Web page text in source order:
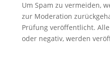
Um Spam zu vermeiden,
zur Moderation
Prüfung veröffentlicht.
oder negativ, werden